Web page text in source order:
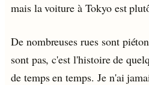
mais la voiture à Tokyo est
De nombreuses rues sont
sont pas, c'est l'histoire de
de temps en temps. Je n'ai